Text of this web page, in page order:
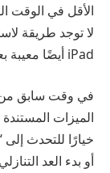
الأقل في الوقت
لا توجد طريقة
iPad أيضًا معيبة بعض الشيء في هذا الإصدار الأول.
الميزات
أو بدء العد